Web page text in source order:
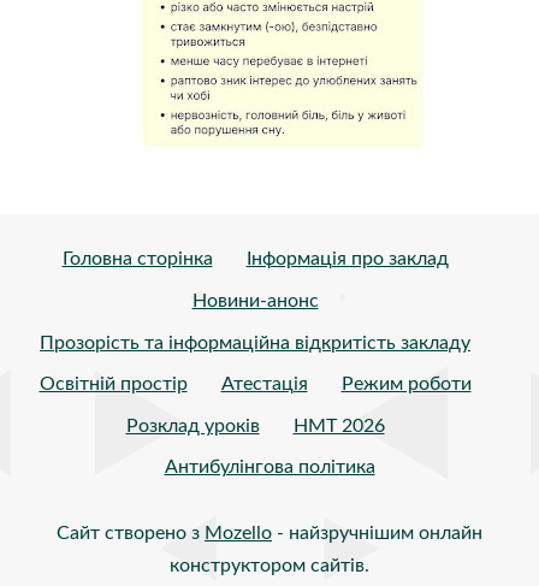
Головна сторінка
Інформація про заклад
Новини-анонс
Прозорість та інформаційна відкритість закладу
Освітній простір
Атестація
Режим роботи
Розклад уроків
НМТ 2026
Антибулінгова політика
Сайт створено з Mozello - найзручнішим онлайн
конструктором сайтів.